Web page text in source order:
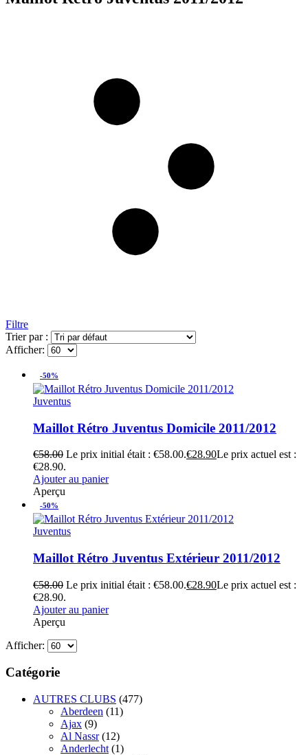
Filtre
Trier par :
Afficher:
-50%
Juventus
Maillot Rétro Juventus Domicile 2011/2012
€58.00 Le prix initial était : €58.00.€28.90Le prix actuel est :
€28.90.
Ajouter au panier
Aperçu
-50%
Juventus
Maillot Rétro Juventus Extérieur 2011/2012
€58.00 Le prix initial était : €58.00.€28.90Le prix actuel est :
€28.90.
Ajouter au panier
Aperçu
Afficher:
Catégorie
AUTRES CLUBS (477)
Aberdeen (11)
Ajax (9)
Al Nassr (12)
Anderlecht (1)